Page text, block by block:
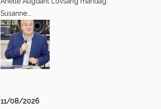
Susanne...
11/08/2026